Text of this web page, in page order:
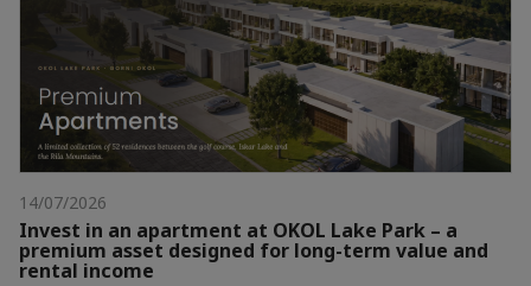
14/07/2026
Invest in an apartment at OKOL Lake Park – a
premium asset designed for long-term value and
rental income